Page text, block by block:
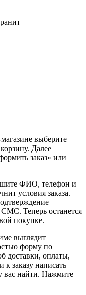
выберите
Далее
заказ» или
ФИО, телефон и
условия заказа.
Теперь останется
покупке.
выглядит
форму по
доставки, оплаты,
заказу написать
вас найти. Нажмите